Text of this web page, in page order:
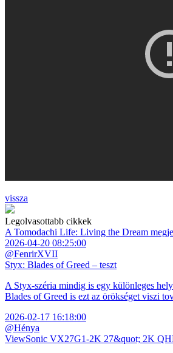
vissza
Legolvasottabb cikkek
A Tomodachi Life: Living the Dream
2026-04-20 08:25:00
@FenrirXVII
Styx: Blades of Greed – teszt
A Styx-széria mindig is egy különleges
Blades of Greed is ezt az örökséget viszi
2026-02-17 16:18:00
@Hénya
ViewSonic VX27G1-2K 27&quot; 2K